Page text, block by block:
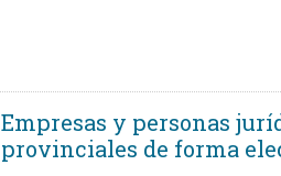
Empresas y personas
provinciales de forma